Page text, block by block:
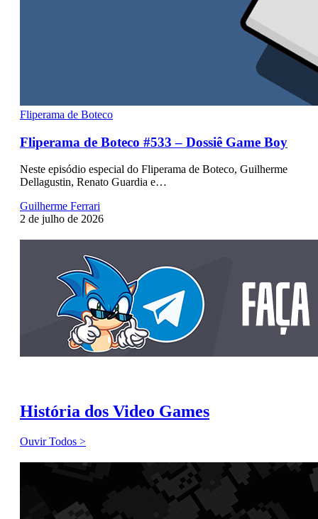
Fliperama de Boteco
Fliperama de Boteco #533 – Dossiê Game Boy
Neste episódio especial do Fliperama de Boteco, Guilherme
Dellagustin, Renato Guardia e…
Guilherme Ferrari
2 de julho de 2026
História dos Video Games
Ouvir Todos >